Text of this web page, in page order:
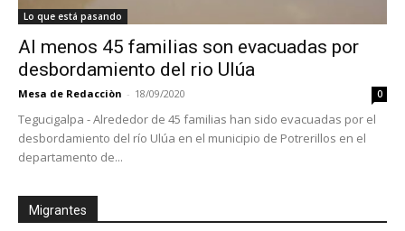
Lo que está pasando
Al menos 45 familias son evacuadas por
desbordamiento del rio Ulúa
Mesa de Redacciòn - 18/09/2020 0
Tegucigalpa - Alrededor de 45 familias han sido evacuadas por el
desbordamiento del río Ulúa en el municipio de Potrerillos en el
departamento de...
Migrantes